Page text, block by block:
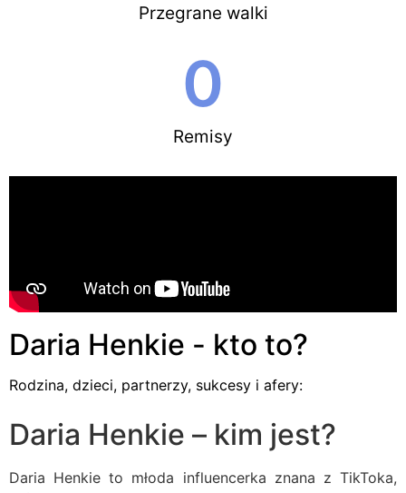
Przegrane walki
Remisy
0
Daria Henkie - kto to?
Rodzina, dzieci, partnerzy, sukcesy i afery:
Daria Henkie – kim jest?
Daria Henkie to młoda influencerka znana z TikToka,